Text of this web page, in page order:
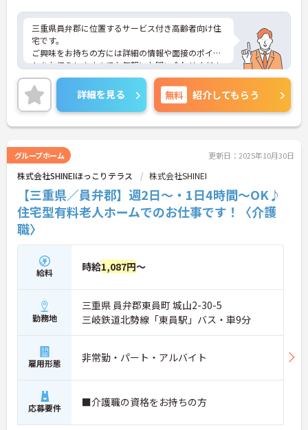
三重県員弁郡に位置するサービス付き高齢者向け住
宅です。
ご興味をお持ちの方には詳細の情報や面接のポイン
トをお伝えしますのでお気軽にお問い合わせくださ
いませ。
詳細を見る 無料 紹介してもらう
グループホーム 更新日：2025年10月30日
株式会社SHINEIほっこりテラス 株式会社SHINEI
【三重県／員弁郡】週2日～・1日4時間～OK♪
住宅型有料老人ホームでのお仕事です！〈介護
職〉
給料 時給1,087円～
勤務地
三重県 員弁郡東員町 城山2-30-5
三岐鉄道北勢線「東員駅」バス・車9分
雇用形態 非常勤・パート・アルバイト
応募要件 ■介護職の資格をお持ちの方